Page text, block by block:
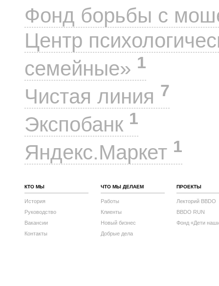
Фонд борьбы с
Центр
семейные» 1
Чистая линия 7
Экспобанк 1
Яндекс.Маркет 1
КТО МЫ
История
Руководство
Вакансии
Контакты
ЧТО МЫ ДЕЛАЕМ
Работы
Клиенты
Новый бизнес
Добрые дела
ПРОЕКТЫ
Лекторий BBDO
BBDO RUN
Фонд «Дети